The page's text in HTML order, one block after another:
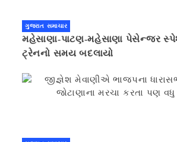
ગુજરાત સમાચાર
મહેસાણા-પાટણ-મહેસાણા પેસેન્જર
ટ્રેનનો સમય બદલાયો